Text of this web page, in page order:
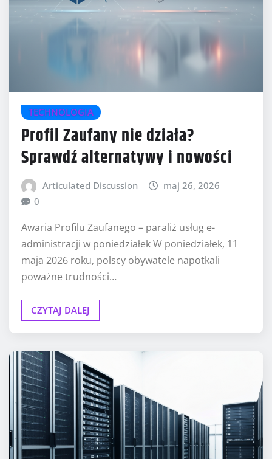
TECHNOLOGIA
Profil Zaufany nie działa?
Sprawdź alternatywy i nowości
Articulated Discussion
maj 26, 2026
0
Awaria Profilu Zaufanego – paraliż usług e-
administracji w poniedziałek W poniedziałek, 11
maja 2026 roku, polscy obywatele napotkali
poważne trudności…
CZYTAJ DALEJ